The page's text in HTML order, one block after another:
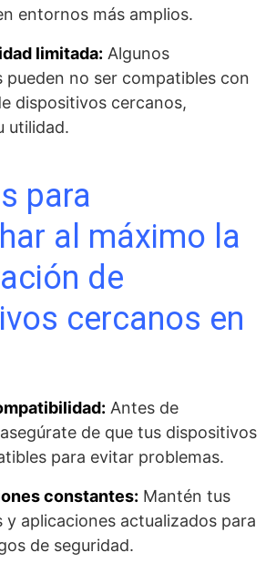
entornos más amplios.
limitada: Algunos
pueden no ser compatibles con
dispositivos cercanos,
utilidad.
para
al máximo la
de
cercanos en
Antes de
de que tus dispositivos
para evitar problemas.
constantes: Mantén tus
y aplicaciones actualizados para
de seguridad.